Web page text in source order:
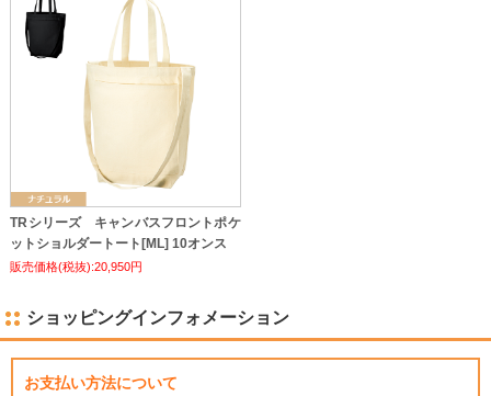
TRシリーズ キャンバスフロントポケ
ットショルダートート[ML] 10オンス
販売価格(税抜):20,950円
ショッピングインフォメーション
お支払い方法について